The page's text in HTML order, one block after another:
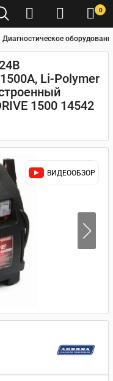
0
Диагностическое
Li-Polymer
1500 14542
ВИДЕООБЗОР